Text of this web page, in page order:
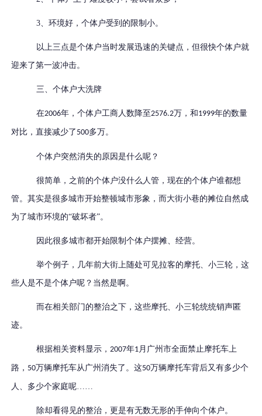
3、环境好，个体户受到的限制小。
以上三点是个体户当时发展迅速的关键点，但很快个体户就
迎来了第一波冲击。
三、个体户大洗牌
在2006年，个体户工商人数降至2576.2万，和 1999年的数量
对比，直接减少了 500多万。
个体户突然消失的原因是什么呢？
很简单，之前的个体户没什么人管，现在的个体户谁都想
管。其实是很多城市开始整顿城市形象，而大街小巷的摊位自然成
为了城市环境的“破坏者”。
因此很多城市都开始限制个体户摆摊、经营。
举个例子，几年前大街上随处可见拉客的摩托、小三轮，这
些人是不是个体户呢？当然是啊。
而在相关部门的整治之下，这些摩托、小三轮统统销声匿
迹。
根据相关资料显示，2007年1月广州市全面禁止摩托车上
路， 50万辆摩托车从广州消失了。这50万辆摩托车背后又有多少个
人、多少个家庭呢……
除却看得见的整治，更是有无数无形的手伸向个体户。